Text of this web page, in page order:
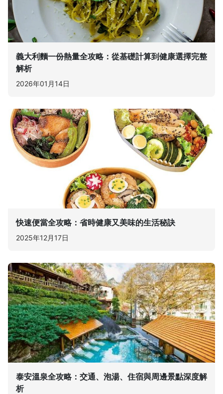
義大利麵一份熱量全攻略：從基礎計算到健康選擇完整
解析
2026年01月14日
快速便當全攻略：省時健康又美味的生活秘訣
2025年12月17日
泰安溫泉全攻略：交通、泡湯、住宿與周邊景點深度解
析